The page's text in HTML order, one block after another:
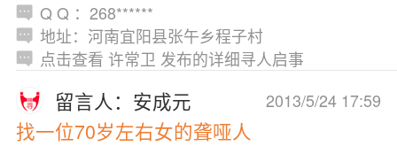
Q Q ：268******
地址：河南宜阳县张午乡程子村
点击查看 许常卫 发布的详细寻人启事
2013/5/24 17:59
留言人：安成元
找一位70岁左右女的聋哑人